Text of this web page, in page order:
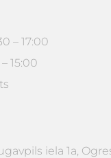
– 17:00
15:00
iela 1a,